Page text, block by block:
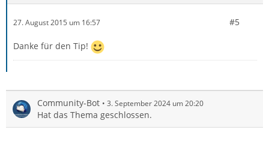
27. August 2015 um 16:57 #5
Danke für den Tip!
Community-Bot 3. September 2024 um 20:20
Hat das Thema geschlossen.